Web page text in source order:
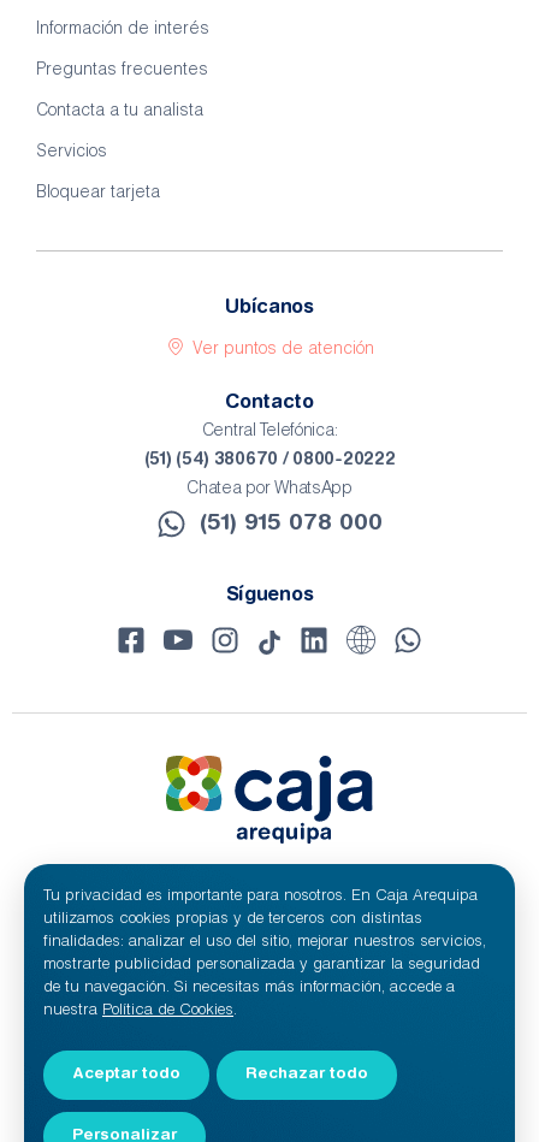
Información de interés
Preguntas frecuentes
Contacta a tu analista
Servicios
Bloquear tarjeta
Ubícanos
Ver puntos de atención
Contacto
Central Telefónica:
(51) (54) 380670 / 0800-20222
Chatea por WhatsApp
(51) 915 078 000​
Síguenos
© 2024 Caja Arequipa - RUC 20100209641
Todos los derechos reservados.
Caja Municipal de Ahorro y Crédito de Arequipa S.A.
Tu privacidad es importante para nosotros. En Caja Arequipa
utilizamos cookies propias y de terceros con distintas
finalidades: analizar el uso del sitio, mejorar nuestros servicios,
mostrarte publicidad personalizada y garantizar la seguridad
de tu navegación. Si necesitas más información, accede a
nuestra Política de Cookies.
Aceptar todo Rechazar todo
Personalizar